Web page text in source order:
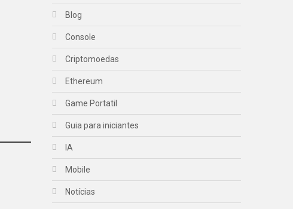
Blog
Console
Criptomoedas
Ethereum
Game Portatil
Guia para iniciantes
IA
Mobile
Notícias